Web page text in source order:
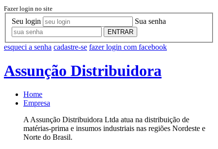
Fazer login no site
Seu login Sua senha
ENTRAR
esqueci a senha cadastre-se fazer login com facebook
Assunção Distribuidora
Home
Empresa
A Assunção Distribuidora Ltda atua na distribuição de
matérias-prima e insumos industriais nas regiões Nordeste e
Norte do Brasil.